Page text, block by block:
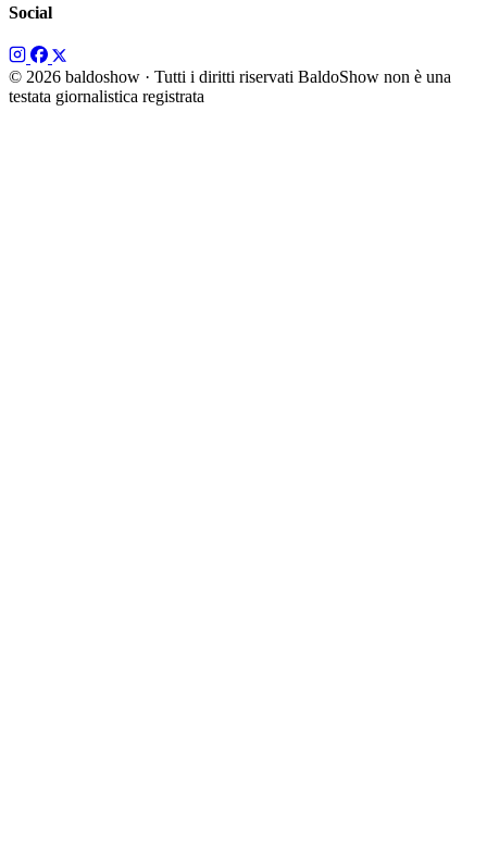
Social
© 2026 baldoshow · Tutti i diritti riservati BaldoShow non è una
testata giornalistica registrata